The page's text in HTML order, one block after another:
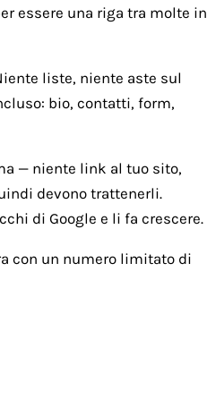
essere una riga tra molte in
liste, niente aste sul
bio, contatti, form,
— niente link al tuo sito,
devono trattenerli.
di Google e li fa crescere.
con un numero limitato di